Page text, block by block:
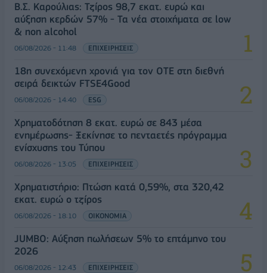
Β.Σ. Καρούλιας: Τζίρος 98,7 εκατ. ευρώ και
αύξηση κερδών 57% - Τα νέα στοιχήματα σε low
& non alcohol
06/08/2026 - 11:48 ΕΠΙΧΕΙΡΗΣΕΙΣ
18η συνεχόμενη χρονιά για τον ΟΤΕ στη διεθνή
σειρά δεικτών FTSE4Good
06/08/2026 - 14:40 ESG
Χρηματοδότηση 8 εκατ. ευρώ σε 843 μέσα
ενημέρωσης- Ξεκίνησε το πενταετές πρόγραμμα
ενίσχυσης του Τύπου
06/08/2026 - 13:05 ΕΠΙΧΕΙΡΗΣΕΙΣ
Χρηματιστήριο: Πτώση κατά 0,59%, στα 320,42
εκατ. ευρώ ο τζίρος
06/08/2026 - 18:10 ΟΙΚΟΝΟΜΙΑ
JUMBO: Αύξηση πωλήσεων 5% το επτάμηνο του
2026
06/08/2026 - 12:43 ΕΠΙΧΕΙΡΗΣΕΙΣ